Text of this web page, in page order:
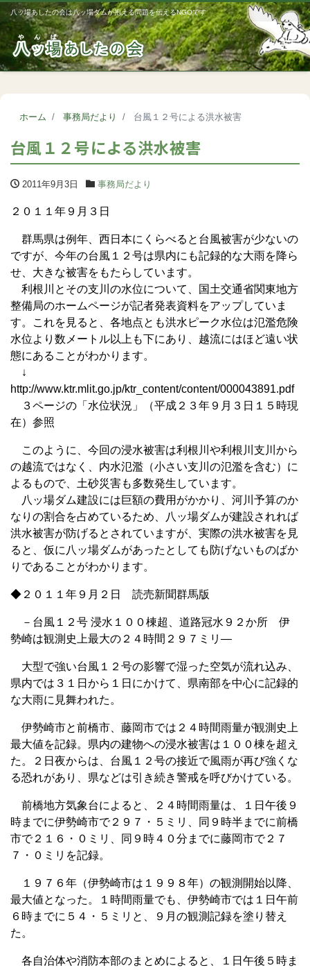
八ッ場あしたの会は八ッ場ダムが抱える問題を伝えるNGOです
ホーム 事務局だより 台風１２号による洪水被害
台風１２号による洪水被害
2011年9月3日 事務局だより
２０１１年９月３日
群馬県は例年、西日本にくらべると台風被害が少ないの
ですが、今年の台風１２号は県内にも記録的な大雨を降ら
せ、大きな被害をもたらしています。
利根川とその支川の水位について、国土交通省関東地方
整備局のホームページが記者発表資料をアップしていま
す。これを見ると、各地点とも洪水ピーク水位は氾濫危険
水位より数メートル以上も下にあり、越流にはほど遠い状
態にあることがわかります。
↓
http://www.ktr.mlit.go.jp/ktr_content/content/000043891.pdf
３ページの「水位状況」（平成２３年９月３日１５時現
在）参照
このように、今回の浸水被害は利根川や利根川支川から
の越流ではなく、内水氾濫（小さい支川の氾濫を含む）に
よるもので、土砂災害も多数発生しています。
八ッ場ダム建設には巨額の費用がかかり、河川予算のか
なりの割合を占めているため、八ッ場ダムが建設されれば
洪水被害が防げるとされていますが、実際の洪水被害を見
ると、仮に八ッ場ダムがあったとしても防げないものばか
りであることがわかります。
◆２０１１年９月２日 読売新聞群馬版
－台風１２号 浸水１００棟超、道路冠水９２か所 伊
勢崎は観測史上最大の２４時間２９７ミリ―
大型で強い台風１２号の影響で湿った空気が流れ込み、
県内では３１日から１日にかけて、県南部を中心に記録的
な大雨に見舞われた。
伊勢崎市と前橋市、藤岡市では２４時間雨量が観測史上
最大値を記録。県内の建物への浸水被害は１００棟を超え
た。２日夜からは、台風１２号の接近で風雨が再び強くな
る恐れがあり、県などは引き続き警戒を呼びかけている。
前橋地方気象台によると、２４時間雨量は、１日午後９
時までに伊勢崎市で２９７・５ミリ、同９時半までに前橋
市で２１６・０ミリ、同９時４０分までに藤岡市で２７
７・０ミリを記録。
１９７６年（伊勢崎市は１９９８年）の観測開始以降、
最大値となった。１時間雨量でも、伊勢崎市では１日午前
６時までに５４・５ミリと、９月の観測記録を塗り替え
た。
各自治体や消防本部のまとめによると、１日午後５時ま